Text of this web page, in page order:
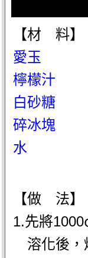
【材 料】
愛玉
檸檬汁
白砂糖
碎冰塊
水
【做 法】
1.先將
溶化後，